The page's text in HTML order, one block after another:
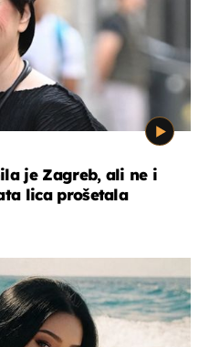
je Zagreb, ali ne i
lica prošetala